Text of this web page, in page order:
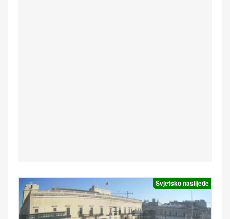
Svjetsko naslijeđe